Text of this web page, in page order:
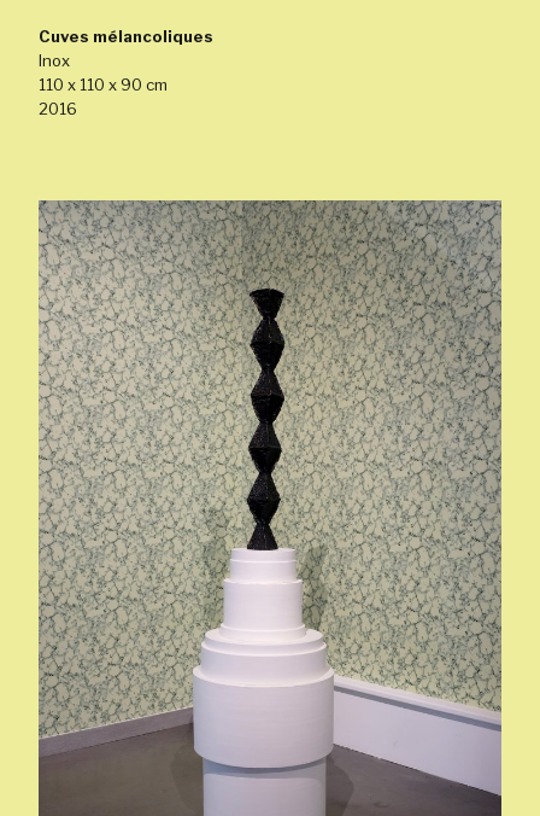
Cuves mélancoliques
Inox
110 x 110 x 90 cm
2016